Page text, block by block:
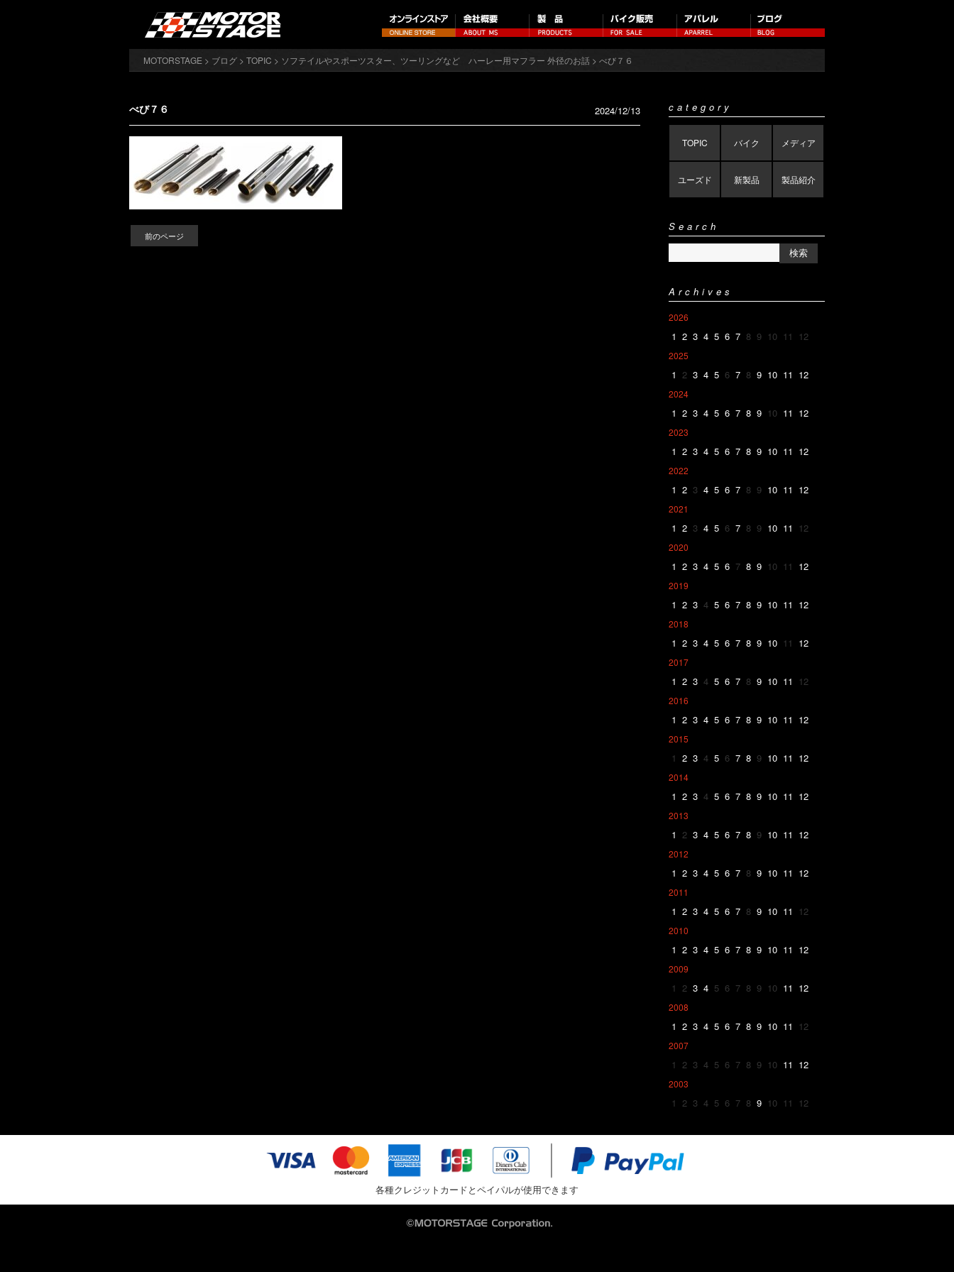
MOTORSTAGE > ブログ > TOPIC > ソフテイルやスポーツスター、ツーリングなど ハーレー用マフラー 外径のお話 > べび７６
べび７６ 2024/12/13
前のページ
category
TOPIC バイク メディア
ユーズド 新製品 製品紹介
Search
Archives
2026
1 2 3 4 5 6 7 8 9 10 11 12
2025
1 2 3 4 5 6 7 8 9 10 11 12
2024
1 2 3 4 5 6 7 8 9 10 11 12
2023
1 2 3 4 5 6 7 8 9 10 11 12
2022
1 2 3 4 5 6 7 8 9 10 11 12
2021
1 2 3 4 5 6 7 8 9 10 11 12
2020
1 2 3 4 5 6 7 8 9 10 11 12
2019
1 2 3 4 5 6 7 8 9 10 11 12
2018
1 2 3 4 5 6 7 8 9 10 11 12
2017
1 2 3 4 5 6 7 8 9 10 11 12
2016
1 2 3 4 5 6 7 8 9 10 11 12
2015
1 2 3 4 5 6 7 8 9 10 11 12
2014
1 2 3 4 5 6 7 8 9 10 11 12
2013
1 2 3 4 5 6 7 8 9 10 11 12
2012
1 2 3 4 5 6 7 8 9 10 11 12
2011
1 2 3 4 5 6 7 8 9 10 11 12
2010
1 2 3 4 5 6 7 8 9 10 11 12
2009
1 2 3 4 5 6 7 8 9 10 11 12
2008
1 2 3 4 5 6 7 8 9 10 11 12
2007
1 2 3 4 5 6 7 8 9 10 11 12
2003
1 2 3 4 5 6 7 8 9 10 11 12
各種クレジットカードとペイパルが使用できます